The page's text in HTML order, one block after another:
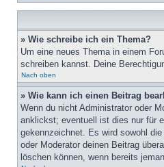
» Wie schreibe ich ein Thema?
Um eine neues Thema in einem
schreiben kannst. Deine
Nach oben
» Wie kann ich einen Beitrag
Wenn du nicht Administrator oder
anklickst; eventuell ist dies nur für
gekennzeichnet. Es wird sowohl
oder Moderator deinen Beitrag
löschen können, wenn bereits